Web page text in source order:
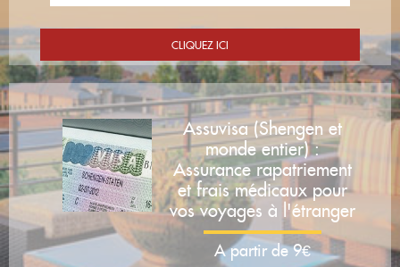
Assuvisa (Shengen et
monde entier) :
Assurance rapatriement
et frais médicaux pour
vos voyages à l'étranger
A partir de 9€